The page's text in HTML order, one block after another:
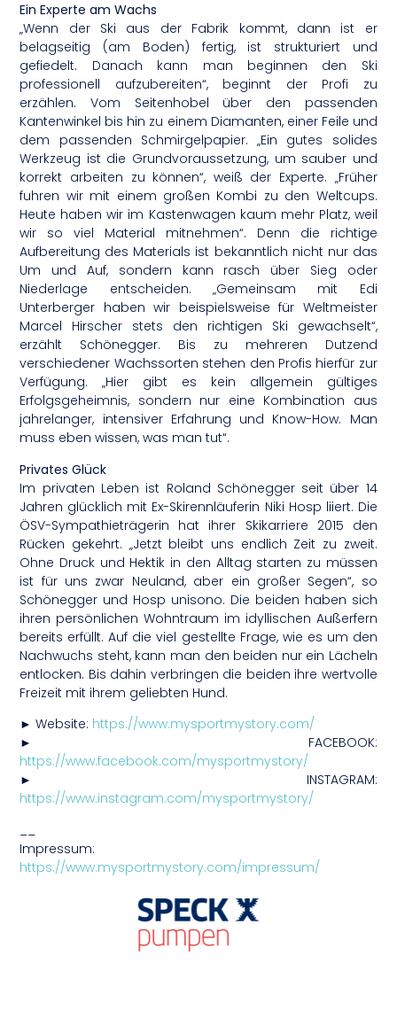
Ein Experte am Wachs
„Wenn der Ski aus der Fabrik kommt, dann ist er
belagseitig (am Boden) fertig, ist strukturiert und
gefiedelt. Danach kann man beginnen den Ski
professionell aufzubereiten“, beginnt der Profi zu
erzählen. Vom Seitenhobel über den passenden
Kantenwinkel bis hin zu einem Diamanten, einer Feile und
dem passenden Schmirgelpapier. „Ein gutes solides
Werkzeug ist die Grundvoraussetzung, um sauber und
korrekt arbeiten zu können“, weiß der Experte. „Früher
fuhren wir mit einem großen Kombi zu den Weltcups.
Heute haben wir im Kastenwagen kaum mehr Platz, weil
wir so viel Material mitnehmen“. Denn die richtige
Aufbereitung des Materials ist bekanntlich nicht nur das
Um und Auf, sondern kann rasch über Sieg oder
Niederlage entscheiden. „Gemeinsam mit Edi
Unterberger haben wir beispielsweise für Weltmeister
Marcel Hirscher stets den richtigen Ski gewachselt“,
erzählt Schönegger. Bis zu mehreren Dutzend
verschiedener Wachssorten stehen den Profis hierfür zur
Verfügung. „Hier gibt es kein allgemein gültiges
Erfolgsgeheimnis, sondern nur eine Kombination aus
jahrelanger, intensiver Erfahrung und Know-How. Man
muss eben wissen, was man tut“.
Privates Glück
Im privaten Leben ist Roland Schönegger seit über 14
Jahren glücklich mit Ex-Skirennläuferin Niki Hosp liiert. Die
ÖSV-Sympathieträgerin hat ihrer Skikarriere 2015 den
Rücken gekehrt. „Jetzt bleibt uns endlich Zeit zu zweit.
Ohne Druck und Hektik in den Alltag starten zu müssen
ist für uns zwar Neuland, aber ein großer Segen“, so
Schönegger und Hosp unisono. Die beiden haben sich
ihren persönlichen Wohntraum im idyllischen Außerfern
bereits erfüllt. Auf die viel gestellte Frage, wie es um den
Nachwuchs steht, kann man den beiden nur ein Lächeln
entlocken. Bis dahin verbringen die beiden ihre wertvolle
Freizeit mit ihrem geliebten Hund.
► Website: https://www.mysportmystory.com/
► FACEBOOK:
https://www.facebook.com/mysportmystory/
► INSTAGRAM:
https://www.instagram.com/mysportmystory/
Impressum:
https://www.mysportmystory.com/impressum/